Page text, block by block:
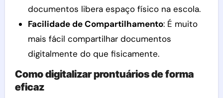
documentos libera espaço físico na escola.
Facilidade de Compartilhamento: É muito
mais fácil compartilhar documentos
digitalmente do que fisicamente.
Como digitalizar prontuários de forma
eficaz